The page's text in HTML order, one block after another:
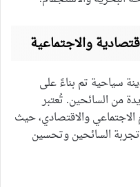
والاجتماعية
أن اختيار أفضل 100 مدينة سياحية تم بناءً على
من السائحين. تُعتبر
الاجتماعي والاقتصادي، حيث
تجربة السائحين وتحسين